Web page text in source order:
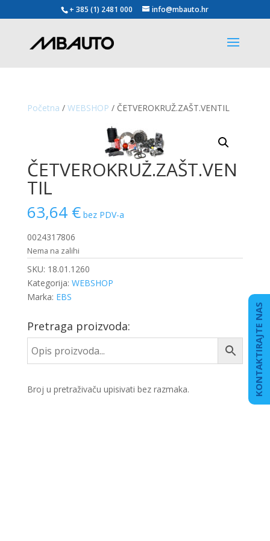
+ 385 (1) 2481 000 info@mbauto.hr
Početna / WEBSHOP / ČETVEROKRUŽ.ZAŠT.VENTIL
ČETVEROKRUŽ.ZAŠT.VEN
TIL
63,64 € bez PDV-a
0024317806
Nema na zalihi
SKU: 18.01.1260
Kategorija: WEBSHOP
Marka: EBS
Pretraga proizvoda:
Broj u pretraživaču upisivati bez razmaka. KONTAKTIRAJTE NAS